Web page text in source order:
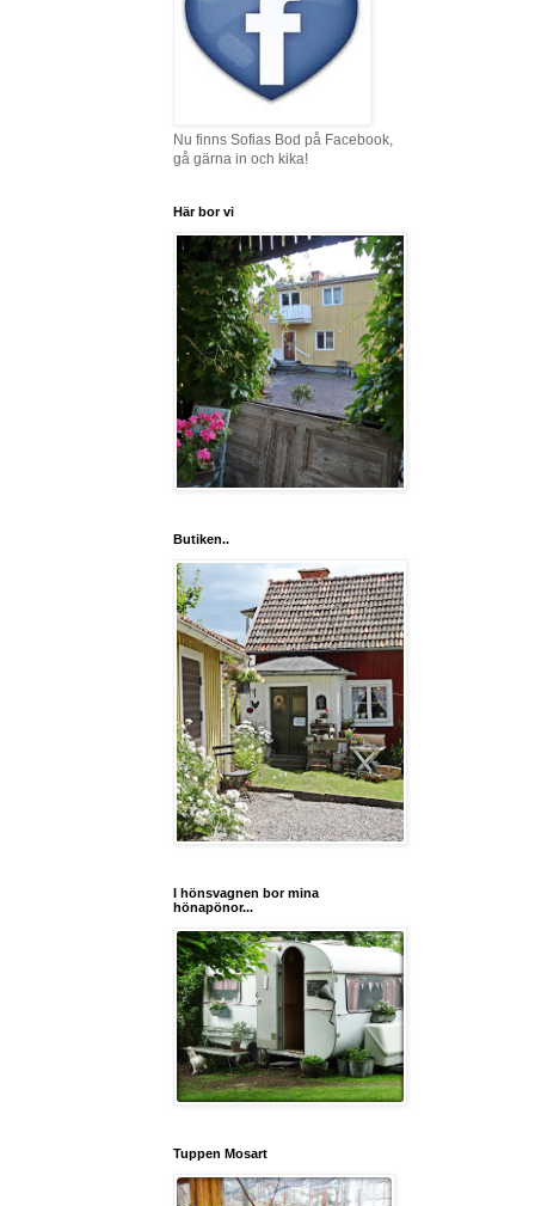
Nu finns Sofias Bod på Facebook,
gå gärna in och kika!
Här bor vi
Butiken..
I hönsvagnen bor mina
hönapönor...
Tuppen Mosart